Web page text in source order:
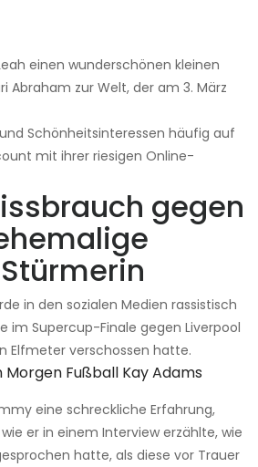
einen wunderschönen kleinen
Abraham zur Welt, der am 3. März
Schönheitsinteressen häufig auf
mit ihrer riesigen Online-
gegen
in den sozialen Medien rassistisch
im Supercup-Finale gegen Liverpool
Elfmeter verschossen hatte.
Fußball Kay Adams
eine schreckliche Erfahrung,
er in einem Interview erzählte, wie
hatte, als diese vor Trauer